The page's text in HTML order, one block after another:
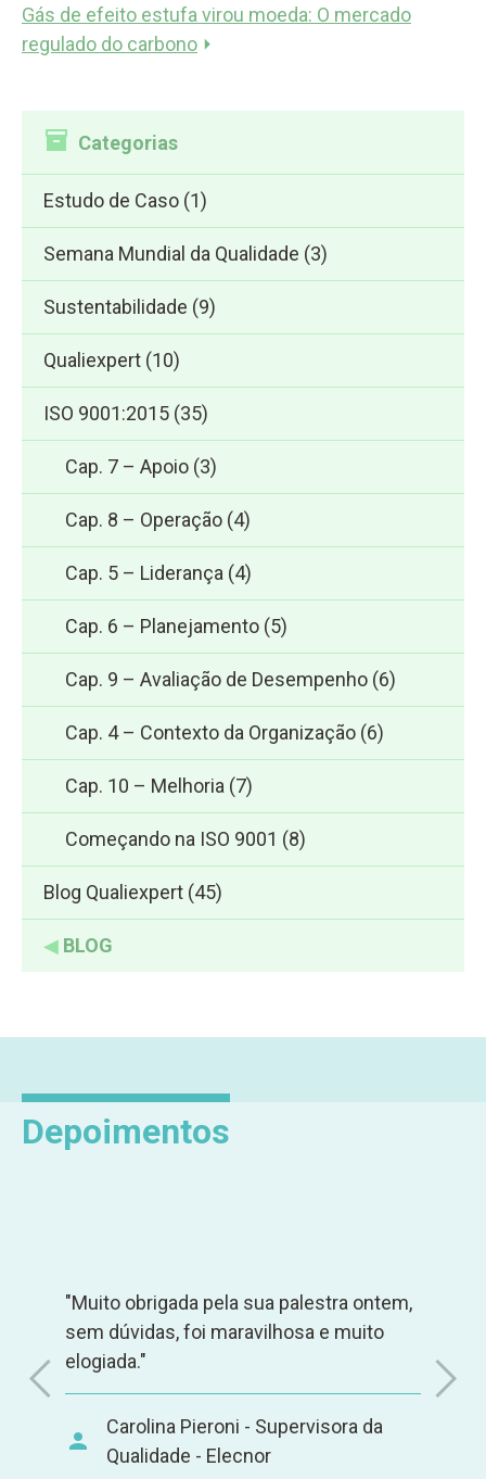
Gás de efeito estufa virou moeda: O mercado
regulado do carbono ⏵
Categorias
Estudo de Caso (1)
Semana Mundial da Qualidade (3)
Sustentabilidade (9)
Qualiexpert (10)
ISO 9001:2015 (35)
Cap. 7 – Apoio (3)
Cap. 8 – Operação (4)
Cap. 5 – Liderança (4)
Cap. 6 – Planejamento (5)
Cap. 9 – Avaliação de Desempenho (6)
Cap. 4 – Contexto da Organização (6)
Cap. 10 – Melhoria (7)
Começando na ISO 9001 (8)
Blog Qualiexpert (45)
◀ BLOG
Depoimentos
"Muito obrigada pela sua palestra ontem,
sem dúvidas, foi maravilhosa e muito
elogiada."
Carolina Pieroni - Supervisora da
Qualidade - Elecnor